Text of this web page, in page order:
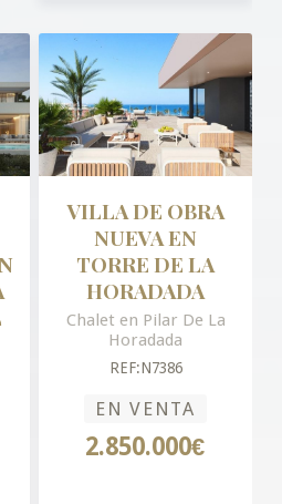
VILLA DE OBRA
NUEVA EN
TORRE DE LA
HORADADA
Chalet en Pilar De La
Horadada
REF:N7386
EN VENTA
2.850.000€